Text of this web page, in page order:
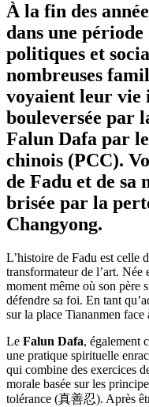
À la fin des
dans une
politiques et
nombreuses
voyaient leur vie
bouleversée par
Falun Dafa par
chinois (PCC).
de Fadu et de sa
brisée par la
Changyong.
L’histoire de Fadu est celle
transformateur de l’art. Née
moment même où son père
défendre sa foi. En tant
sur la place Tiananmen
Le Falun Dafa, également
une pratique spirituelle
qui combine des exercices
morale basée sur les
tolérance (真善忍). Après